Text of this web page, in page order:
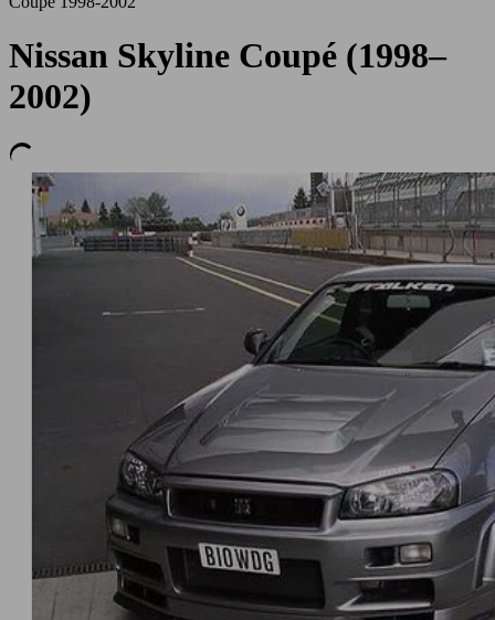
Nissan Skyline Coupé (1998–
2002)